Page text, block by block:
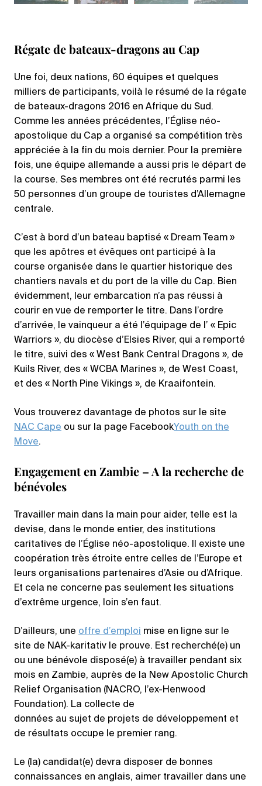
Régate de bateaux-dragons au Cap
Une foi, deux nations, 60 équipes et quelques
milliers de participants, voilà le résumé de la régate
de bateaux-dragons 2016 en Afrique du Sud.
Comme les années précédentes, l’Église néo-
apostolique du Cap a organisé sa compétition très
appréciée à la fin du mois dernier. Pour la première
fois, une équipe allemande a aussi pris le départ de
la course. Ses membres ont été recrutés parmi les
50 personnes d’un groupe de touristes d’Allemagne
centrale.
C’est à bord d’un bateau baptisé « Dream Team »
que les apôtres et évêques ont participé à la
course organisée dans le quartier historique des
chantiers navals et du port de la ville du Cap. Bien
évidemment, leur embarcation n’a pas réussi à
courir en vue de remporter le titre. Dans l’ordre
d’arrivée, le vainqueur a été l’équipage de l’ « Epic
Warriors », du diocèse d’Elsies River, qui a remporté
le titre, suivi des « West Bank Central Dragons », de
Kuils River, des « WCBA Marines », de West Coast,
et des « North Pine Vikings », de Kraaifontein.
Vous trouverez davantage de photos sur le site
NAC Cape ou sur la page FacebookYouth on the
Move.
Engagement en Zambie – A la recherche de
bénévoles
Travailler main dans la main pour aider, telle est la
devise, dans le monde entier, des institutions
caritatives de l’Église néo-apostolique. Il existe une
coopération très étroite entre celles de l’Europe et
leurs organisations partenaires d’Asie ou d’Afrique.
Et cela ne concerne pas seulement les situations
d’extrême urgence, loin s’en faut.
D’ailleurs, une offre d’emploi mise en ligne sur le
site de NAK-karitativ le prouve. Est recherché(e) un
ou une bénévole disposé(e) à travailler pendant six
mois en Zambie, auprès de la New Apostolic Church
Relief Organisation (NACRO, l’ex-Henwood
Foundation). La collecte de
données au sujet de projets de développement et
de résultats occupe le premier rang.
Le (la) candidat(e) devra disposer de bonnes
connaissances en anglais, aimer travailler dans une